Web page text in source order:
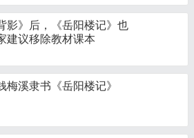
影》后，《岳阳楼记》也
建议移除教材课本
梅溪隶书《岳阳楼记》